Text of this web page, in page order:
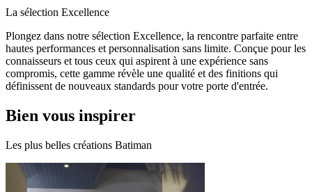
La sélection Excellence
Plongez dans notre sélection Excellence, la rencontre parfaite entre
hautes performances et personnalisation sans limite. Conçue pour les
connaisseurs et tous ceux qui aspirent à une expérience sans
compromis, cette gamme révèle une qualité et des finitions qui
définissent de nouveaux standards pour votre porte d'entrée.
Bien vous inspirer
Les plus belles créations Batiman